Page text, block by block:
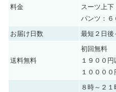
料金
スーツ上下
パンツ：６
お届け日数
最短２日後
送料無料
初回無料
１９００円
１００００
８時～２１